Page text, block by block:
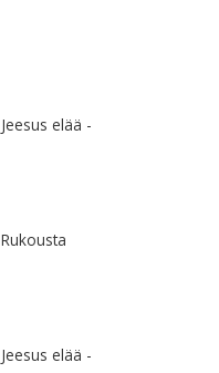
Jeesus elää -
Rukousta
Jeesus elää -